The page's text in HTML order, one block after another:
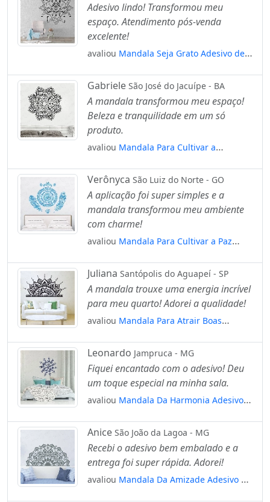
Adesivo lindo! Transformou meu
espaço. Atendimento pós-venda
excelente!
avaliou Mandala Seja Grato Adesivo de
Sala e Vidro Mod:226
Gabriele São José do Jacuípe - BA
A mandala transformou meu espaço!
Beleza e tranquilidade em um só
produto.
avaliou Mandala Para Cultivar a
para Casa, Quarto, Sala e Vidro Mod:578
Verônyca São Luiz do Norte - GO
A aplicação foi super simples e a
mandala transformou meu ambiente
com charme!
avaliou Mandala Para Cultivar a Paz
para Casa, Quarto, Sala e Vidro Mod:433
Juliana Santópolis do Aguapeí - SP
A mandala trouxe uma energia incrível
para meu quarto! Adorei a qualidade!
avaliou Mandala Para Atrair Boas
para Casa, Quarto, Sala e Vidro Mod:288
Leonardo Jampruca - MG
Fiquei encantado com o adesivo! Deu
um toque especial na minha sala.
avaliou Mandala Da Harmonia Adesivo
Sala e Vidro Mod:143
Anice São João da Lagoa - MG
Recebi o adesivo bem embalado e a
entrega foi super rápida. Adorei!
avaliou Mandala Da Amizade Adesivo de